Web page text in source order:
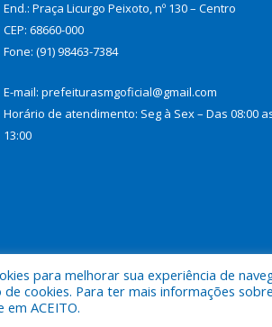
End.: Praça Licurgo Peixoto, nº 130 – Centro
CEP: 68660-000
Fone: (91) 98463-7384
E-mail: prefeiturasmgoficial@gmail.com
Horário de atendimento: Seg à Sex – Das 08:00
13:00
para melhorar sua experiência de
cookies. Para ter mais informações
em ACEITO.